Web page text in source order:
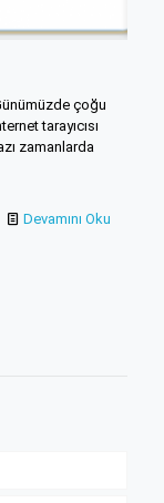
çoğu
tarayıcısı
zamanlarda
Devamını Oku